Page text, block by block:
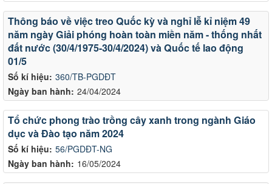
Số kí hiệu: 360/TB-PGDĐT
Ngày ban hành: 24/04/2024
Thông báo về việc treo Quốc kỳ và nghỉ lễ kỉ niệm 49
năm ngày Giải phóng hoàn toàn miền năm - thống nhất
đất nước (30/4/1975-30/4/2024) và Quốc tế lao động
01/5
Số kí hiệu: 56/PGDĐT-NG
Ngày ban hành: 16/05/2024
Tổ chức phong trào trồng cây xanh trong ngành Giáo
dục và Đào tạo năm 2024